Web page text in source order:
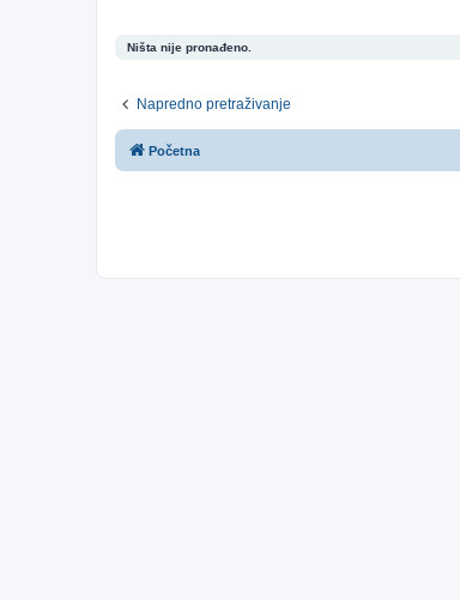
Ništa nije pronađeno.
Napredno pretraživanje
Početna